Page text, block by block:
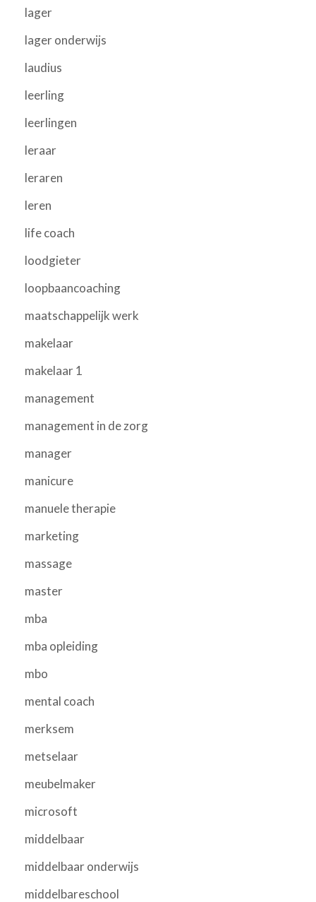
lager
lager onderwijs
laudius
leerling
leerlingen
leraar
leraren
leren
life coach
loodgieter
loopbaancoaching
maatschappelijk werk
makelaar
makelaar 1
management
management in de zorg
manager
manicure
manuele therapie
marketing
massage
master
mba
mba opleiding
mbo
mental coach
merksem
metselaar
meubelmaker
microsoft
middelbaar
middelbaar onderwijs
middelbareschool